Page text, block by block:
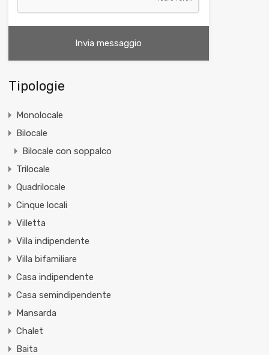
Tipologie
Monolocale
Bilocale
Bilocale con soppalco
Trilocale
Quadrilocale
Cinque locali
Villetta
Villa indipendente
Villa bifamiliare
Casa indipendente
Casa semindipendente
Mansarda
Chalet
Baita